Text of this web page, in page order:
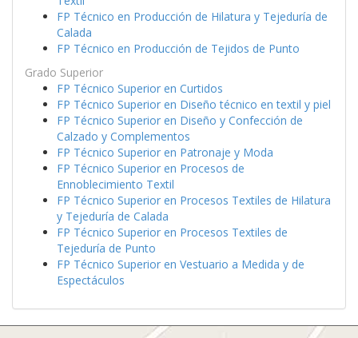
FP Técnico en Producción de Hilatura y Tejeduría de
Calada
FP Técnico en Producción de Tejidos de Punto
Grado Superior
FP Técnico Superior en Curtidos
FP Técnico Superior en Diseño técnico en textil y piel
FP Técnico Superior en Diseño y Confección de
Calzado y Complementos
FP Técnico Superior en Patronaje y Moda
FP Técnico Superior en Procesos de
Ennoblecimiento Textil
FP Técnico Superior en Procesos Textiles de Hilatura
y Tejeduría de Calada
FP Técnico Superior en Procesos Textiles de
Tejeduría de Punto
FP Técnico Superior en Vestuario a Medida y de
Espectáculos